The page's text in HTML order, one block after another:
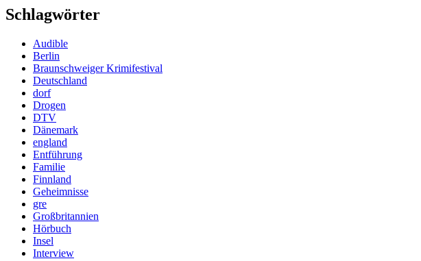
Schlagwörter
Audible
Berlin
Braunschweiger Krimifestival
Deutschland
dorf
Drogen
DTV
Dänemark
england
Entführung
Familie
Finnland
Geheimnisse
gre
Großbritannien
Hörbuch
Insel
Interview